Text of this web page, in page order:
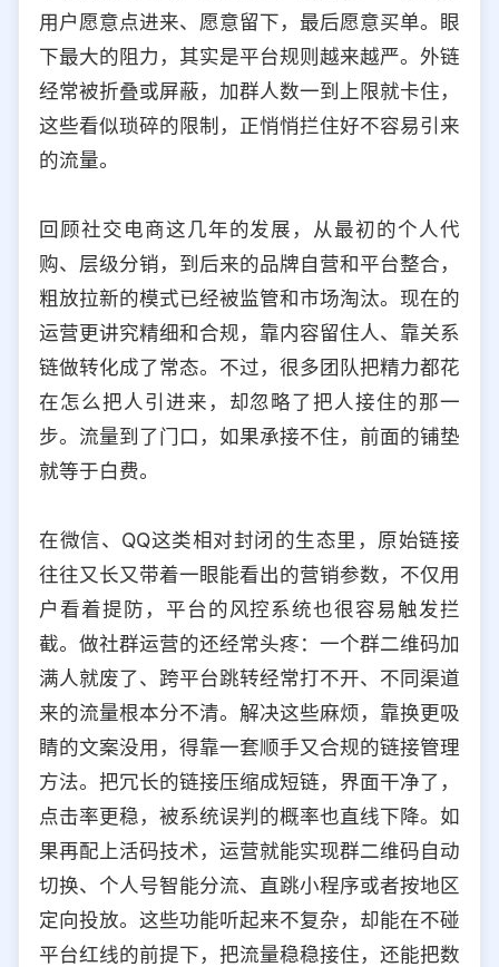
用户愿意点进来、愿意留下，最后愿意买单。眼
下最大的阻力，其实是平台规则越来越严。外链
经常被折叠或屏蔽，加群人数一到上限就卡住，
这些看似琐碎的限制，正悄悄拦住好不容易引来
的流量。
回顾社交电商这几年的发展，从最初的个人代
购、层级分销，到后来的品牌自营和平台整合，
粗放拉新的模式已经被监管和市场淘汰。现在的
运营更讲究精细和合规，靠内容留住人、靠关系
链做转化成了常态。不过，很多团队把精力都花
在怎么把人引进来，却忽略了把人接住的那一
步。流量到了门口，如果承接不住，前面的铺垫
就等于白费。
在微信、QQ这类相对封闭的生态里，原始链接
往往又长又带着一眼能看出的营销参数，不仅用
户看着提防，平台的风控系统也很容易触发拦
截。做社群运营的还经常头疼：一个群二维码加
满人就废了、跨平台跳转经常打不开、不同渠道
来的流量根本分不清。解决这些麻烦，靠换更吸
睛的文案没用，得靠一套顺手又合规的链接管理
方法。把冗长的链接压缩成短链，界面干净了，
点击率更稳，被系统误判的概率也直线下降。如
果再配上活码技术，运营就能实现群二维码自动
切换、个人号智能分流、直跳小程序或者按地区
定向投放。这些功能听起来不复杂，却能在不碰
平台红线的前提下，把流量稳稳接住，还能把数